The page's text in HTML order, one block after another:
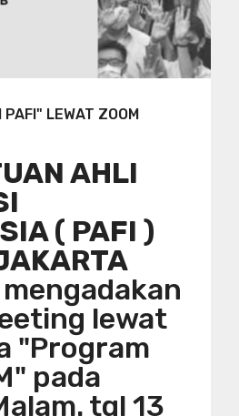
PAFI" LEWAT ZOOM
AHLI
( PAFI )
lewat
"Program
pada
tgl 13